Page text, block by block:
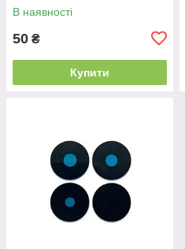
В наявності
50 ₴
Купити